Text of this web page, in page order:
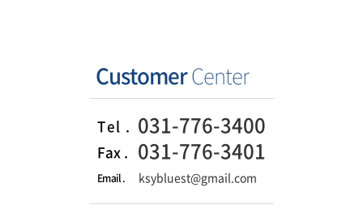
CustomerCenter
Tel . 031-776-3400
Fax . 031-776-3401
Email . ksybluest@gmail.com